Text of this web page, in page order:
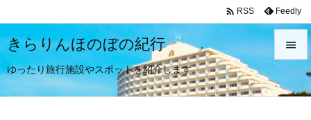
きらりんほのぼの紀行
ゆったり旅行施設やスポットを紹介します。

メニュ
 RSS Feedly